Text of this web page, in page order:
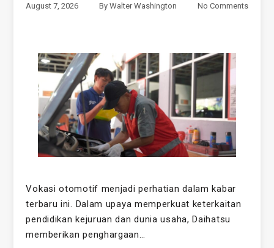
August 7, 2026 By Walter Washington No Comments
Vokasi otomotif menjadi perhatian dalam kabar
terbaru ini. Dalam upaya memperkuat keterkaitan
pendidikan kejuruan dan dunia usaha, Daihatsu
memberikan penghargaan…